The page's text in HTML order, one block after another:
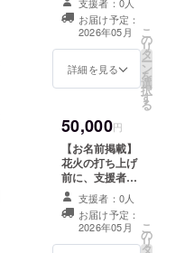
セージをお送り
します。 ※この
リターンは1000
円のリターンと
同じ内容になり
支援者：0人
お届け予定：
2026年05月
詳細を見る
こ
の
リ
タ
ー
ン
を
選
択
す
る
50,000円
【お名前掲載】
花火の打ち上げ
前に、支援者様
のお名前（ニッ
クネーム）を紹
介させていただ
きます。 ※支援
時、必ず備考欄
支援者：0人
お届け予定：
2026年05月
こ
の
リ
タ